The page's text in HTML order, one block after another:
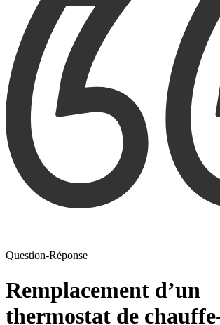
Question-Réponse
Remplacement d’un
thermostat de